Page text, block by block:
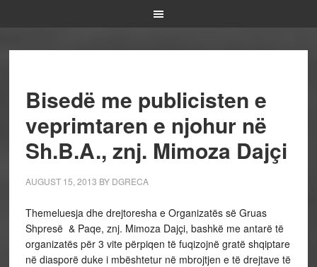
Bisedë me publicisten e
veprimtaren e njohur në
Sh.B.A., znj. Mimoza Dajçi
AUGUST 15, 2013 BY DGRECA
Themeluesja dhe drejtoresha e Organizatës së Gruas
Shpresë & Paqe, znj. Mimoza Dajçi, bashkë me antarë të
organizatës për 3 vite përpiqen të fuqizojnë gratë shqiptare
në diasporë duke i mbështetur në mbrojtjen e të drejtave të